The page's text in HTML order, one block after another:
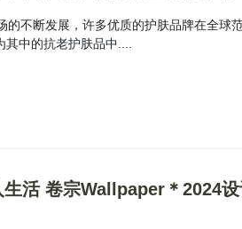
的不断发展，许多优质的护肤品牌在全球
中的抗老护肤品中....
活 卷宗Wallpaper＊2024